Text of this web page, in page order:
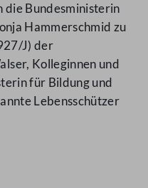
Bundesministerin
Hammerschmid zu
J) der
Kolleginnen und
für Bildung und
Lebensschützer